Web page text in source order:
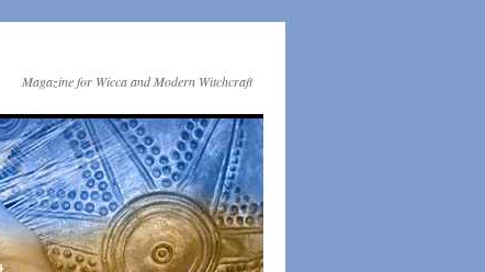
Magazine for Wicca and Modern Witchcraft